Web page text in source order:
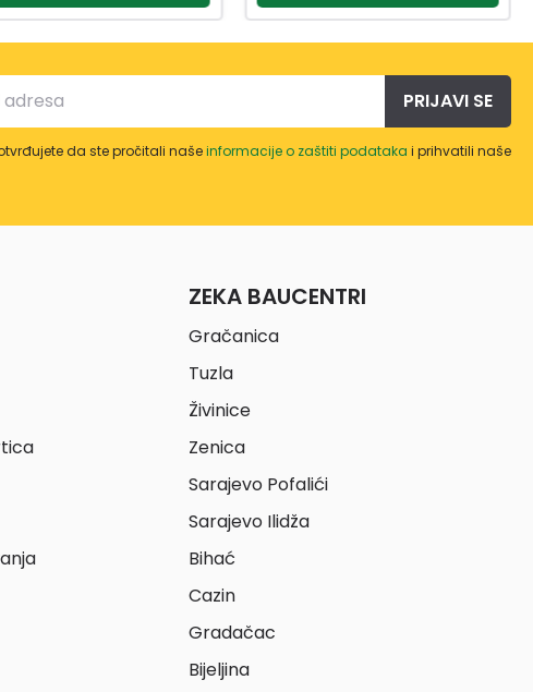
PRIJAVI SE
da ste pročitali našeinformacije o zaštiti podataka i prihvatili naše
ZEKA BAUCENTRI
Gračanica
Tuzla
Živinice
Zenica
Sarajevo Pofalići
Sarajevo Ilidža
Bihać
Cazin
Gradačac
Bijeljina